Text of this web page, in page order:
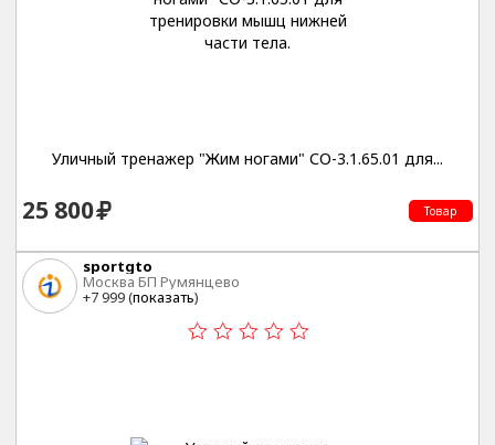
Уличный тренажер "Жим ногами" СО-3.1.65.01 для...
25 800 Товар
sportgto
Москва БП Румянцево
+7 999 (показать)